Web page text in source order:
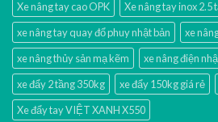
Xe nâng tay cao OPK
Xe nâng tay inox 2.5
xe nâng tay quay đổ phuy nhật bản
xe
xe nâng thủy sản mạ kẽm
xe nâng điện
xe đẩy 2 tầng 350kg
xe đẩy 150kg giá rẻ
Xe đẩy tay VIỆT XANH X550